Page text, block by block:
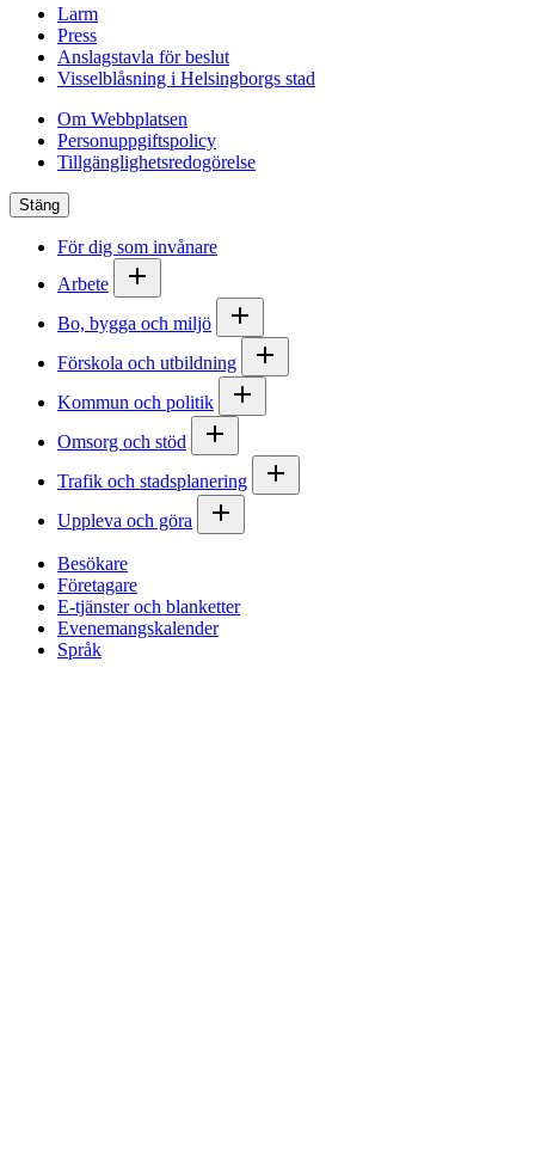
Larm
Press
Anslagstavla för beslut
Visselblåsning i Helsingborgs stad
Om Webbplatsen
Personuppgiftspolicy
Tillgänglighetsredogörelse
Stäng
För dig som invånare
Arbete
Bo, bygga och miljö
Förskola och utbildning
Kommun och politik
Omsorg och stöd
Trafik och stadsplanering
Uppleva och göra
Besökare
Företagare
E-tjänster och blanketter
Evenemangskalender
Språk